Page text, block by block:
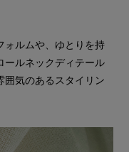
ォルムや、ゆとりを持
ールネックディテール
囲気のあるスタイリン